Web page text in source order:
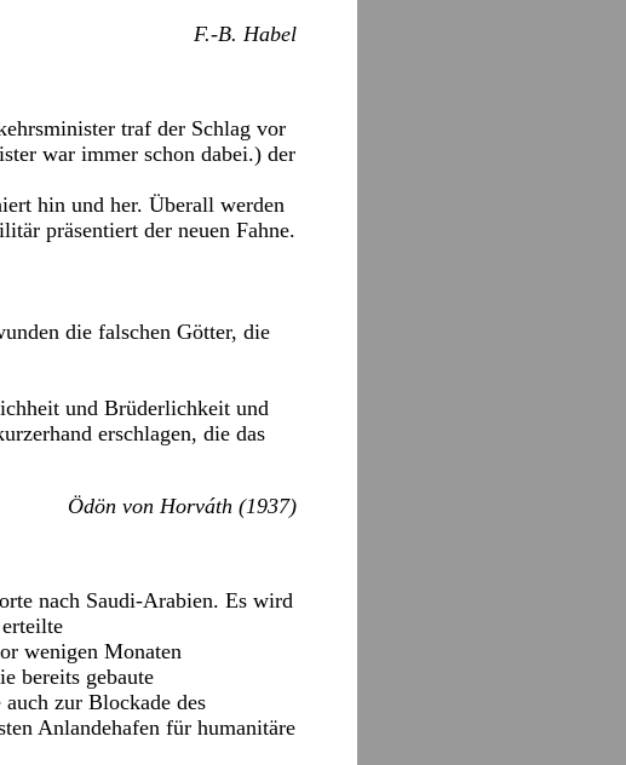
F.-B. Habel
traf der Schlag vor
war immer schon dabei.) der
hin und her. Überall werden
präsentiert der neuen Fahne.
die falschen Götter, die
und Brüderlichkeit und
erschlagen, die das
Ödön von Horváth (1937)
nach Saudi-Arabien. Es wird
wenigen Monaten
bereits gebaute
zur Blockade des
Anlandehafen für humanitäre